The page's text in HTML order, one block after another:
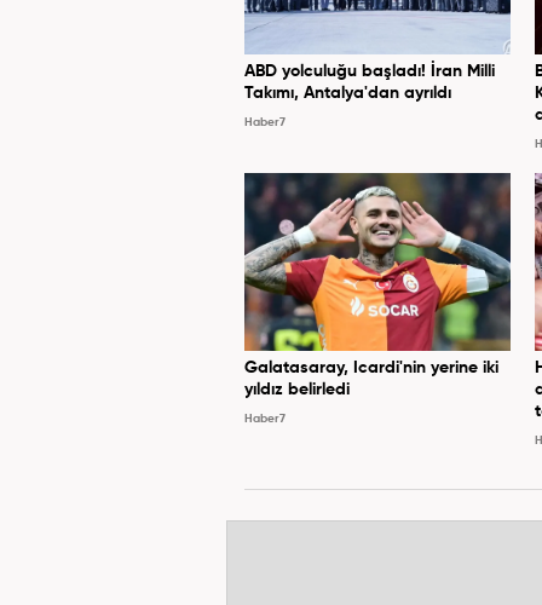
ABD yolculuğu başladı! İran Milli
Takımı, Antalya'dan ayrıldı
Haber7
Galatasaray, Icardi'nin yerine iki
yıldız belirledi
Haber7